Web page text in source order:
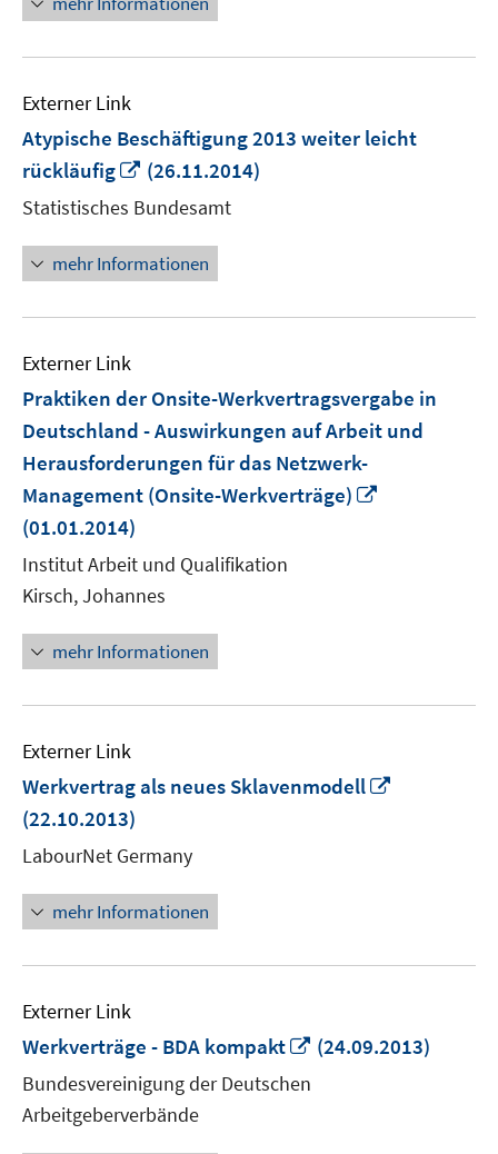
Externer Link
Atypische Beschäftigung 2013 weiter leicht
rückläufig
In
neuem
Fenster
öffnen
(26.11.2014)
Statistisches Bundesamt
mehr Informationen
Externer Link
Praktiken der Onsite-Werkvertragsvergabe in
Deutschland - Auswirkungen auf Arbeit und
Herausforderungen für das Netzwerk-
Management (Onsite-Werkverträge)
(01.01.2014)
Institut Arbeit und Qualifikation
Kirsch, Johannes
mehr Informationen
Externer Link
Werkvertrag als neues Sklavenmodell
(22.10.2013)
LabourNet Germany
mehr Informationen
Externer Link
Werkverträge - BDA kompakt
In
(24.09.2013)
Bundesvereinigung der Deutschen
Arbeitgeberverbände